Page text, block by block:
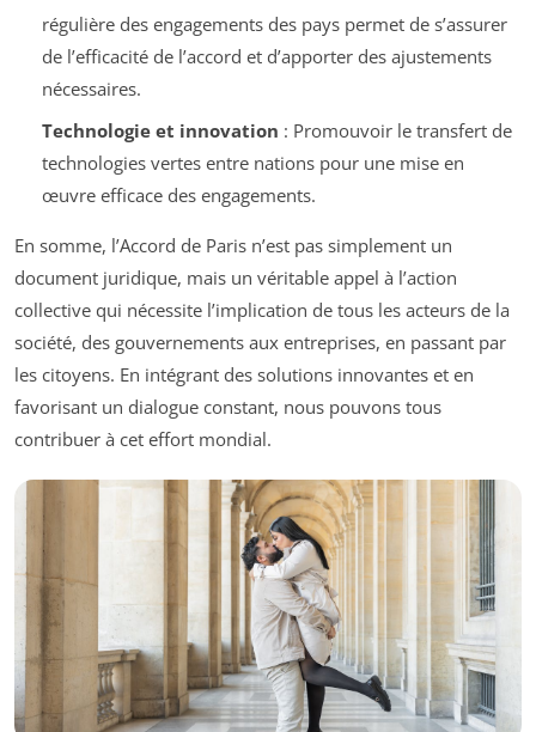
régulière des engagements des pays permet de s’assurer
de l’efficacité de l’accord et d’apporter des ajustements
nécessaires.
Technologie et innovation : Promouvoir le transfert de
technologies vertes entre nations pour une mise en
œuvre efficace des engagements.
En somme, l’Accord de Paris n’est pas simplement un
document juridique, mais un véritable appel à l’action
collective qui nécessite l’implication de tous les acteurs de la
société, des gouvernements aux entreprises, en passant par
les citoyens. En intégrant des solutions innovantes et en
favorisant un dialogue constant, nous pouvons tous
contribuer à cet effort mondial.